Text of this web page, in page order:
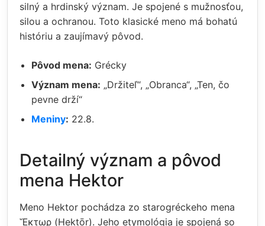
silný a hrdinský význam. Je spojené s mužnosťou,
silou a ochranou. Toto klasické meno má bohatú
históriu a zaujímavý pôvod.
Pôvod mena: Grécky
Význam mena: „Držiteľ“, „Obranca“, „Ten, čo
pevne drží“
Meniny: 22.8.
Detailný význam a pôvod
mena Hektor
Meno Hektor pochádza zo starogréckeho mena
Ἕκτωρ (Hektōr). Jeho etymológia je spojená so